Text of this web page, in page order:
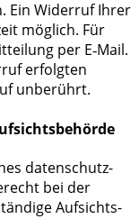
Ein Wider­ruf Ihrer
mög­lich. Für
per E‑Mail.
erfolg­ten
unberührt.
daten­schutz­
bei der
Auf­sichts­